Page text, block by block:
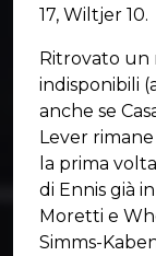
17, Wiltjer 10.
Ritrovato un
indisponibili
anche se
Lever
la prima
di Ennis già
Moretti e
Simms-